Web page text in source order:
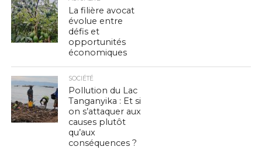
La filière avocat
évolue entre
défis et
opportunités
économiques
SOCIÉTÉ
Pollution du Lac
Tanganyika : Et si
on s’attaquer aux
causes plutôt
qu’aux
conséquences ?